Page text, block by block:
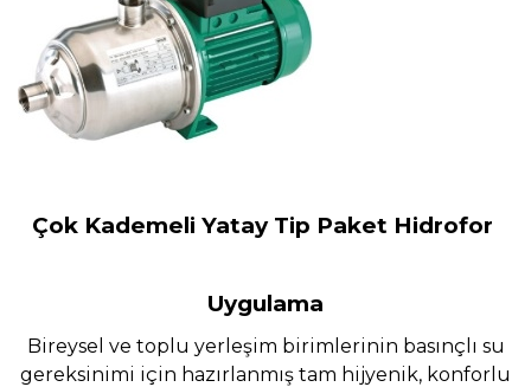
Çok Kademeli Yatay Tip Paket Hidrofor
Uygulama
Bireysel ve toplu yerleşim birimlerinin basınçlı su
gereksinimi için hazırlanmış tam hijyenik, konforlu